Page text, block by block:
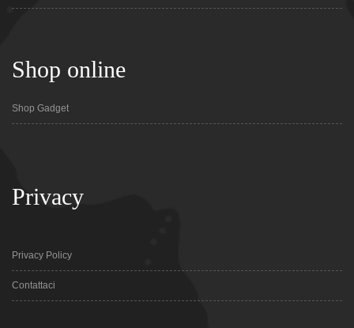
Shop online
Shop Gadget
Privacy
Privacy Policy
Contattaci